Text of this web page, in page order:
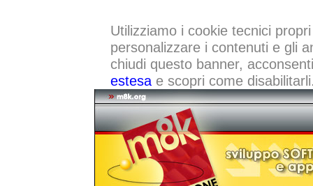
Utilizziamo i cookie tecnici
personalizzare i contenuti e gli
chiudi questo banner,
estesae scopri come